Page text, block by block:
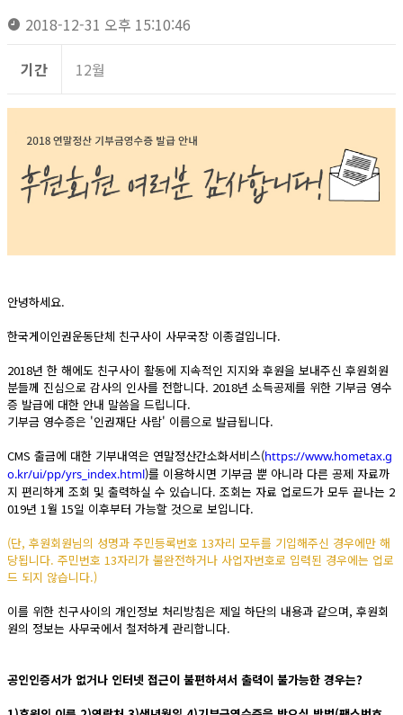
2018-12-31 오후 15:10:46
기간 12월
안녕하세요.
한국게이인권운동단체 친구사이 사무국장 이종걸입니다.
2018년 한 해에도 친구사이 활동에 지속적인 지지와 후원을 보내주신 후원회원
분들께 진심으로 감사의 인사를 전합니다. 2018년 소득공제를 위한 기부금 영수
증 발급에 대한 안내 말씀을 드립니다.
기부금 영수증은 '인권재단 사람' 이름으로 발급됩니다.
CMS 출금에 대한 기부내역은 연말정산간소화서비스(https://www.hometax.g
o.kr/ui/pp/yrs_index.html)를 이용하시면 기부금 뿐 아니라 다른 공제 자료까
지 편리하게 조회 및 출력하실 수 있습니다. 조회는 자료 업로드가 모두 끝나는 2
019년 1월 15일 이후부터 가능할 것으로 보입니다.
(단, 후원회원님의 성명과 주민등록번호 13자리 모두를 기입해주신 경우에만 해
당됩니다. 주민번호 13자리가 불완전하거나 사업자번호로 입력된 경우에는 업로
드 되지 않습니다.)
이를 위한 친구사이의 개인정보 처리방침은 제일 하단의 내용과 같으며, 후원회
원의 정보는 사무국에서 철저하게 관리합니다.
공인인증서가 없거나 인터넷 접근이 불편하셔서 출력이 불가능한 경우는?